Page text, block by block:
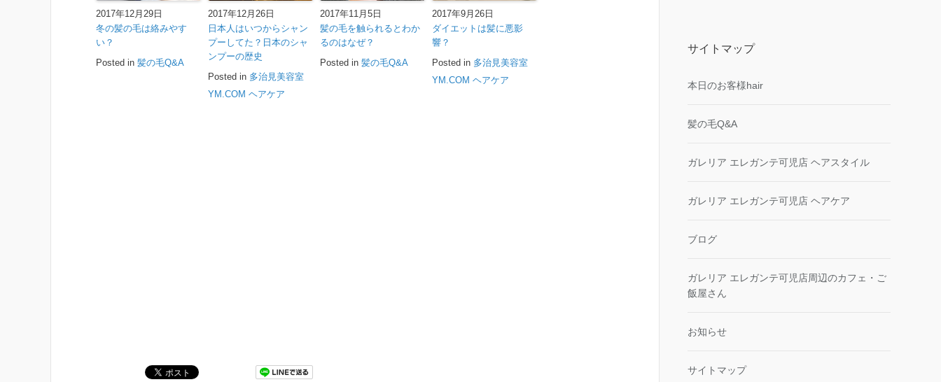
2017年12月29日
冬の髪の毛は絡みやす
い？
Posted in 髪の毛Q&A
2017年12月26日
日本人はいつからシャン
プーしてた？日本のシャ
ンプーの歴史
Posted in 多治見美容室
YM.COM ヘアケア
2017年11月5日
髪の毛を触られるとわか
るのはなぜ？
Posted in 髪の毛Q&A
2017年9月26日
ダイエットは髪に悪影
響？
Posted in 多治見美容室
YM.COM ヘアケア
サイトマップ
本日のお客様hair
髪の毛Q&A
ガレリア エレガンテ可児店 ヘアスタイル
ガレリア エレガンテ可児店 ヘアケア
ブログ
ガレリア エレガンテ可児店周辺のカフェ・ご
飯屋さん
お知らせ
サイトマップ